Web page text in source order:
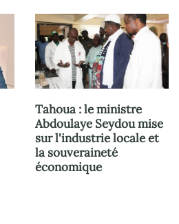
Tahoua : le ministre
Abdoulaye Seydou mise
sur l'industrie locale et
la souveraineté
économique